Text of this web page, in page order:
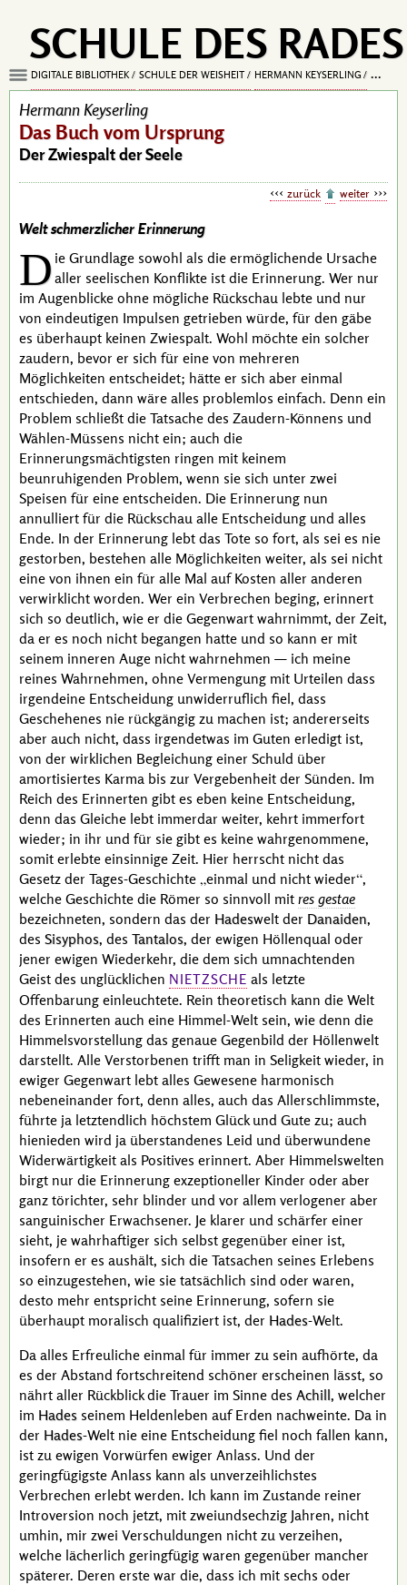
SCHULE DES RADES
DIGITALE BIBLIOTHEK SCHULE DER WEISHEIT HERMANN KEYSERLING DAS
Hermann Keyserling
Das Buch vom Ursprung
Der Zwiespalt der Seele
zurück weiter
Welt schmerzlicher Erinnerung
D ie Grundlage sowohl als die ermöglichende Ursache
aller seelischen Konflikte ist die Erinnerung. Wer nur
im Augenblicke ohne mögliche Rückschau lebte und nur
von eindeutigen Impulsen getrieben würde, für den gäbe
es überhaupt keinen Zwiespalt. Wohl möchte ein solcher
zaudern, bevor er sich für eine von mehreren
Möglichkeiten entscheidet; hätte er sich aber einmal
entschieden, dann wäre alles problemlos einfach. Denn ein
Problem schließt die Tatsache des Zaudern-Könnens und
Wählen-Müssens nicht ein; auch die
Erinnerungsmächtigsten ringen mit keinem
beunruhigenden Problem, wenn sie sich unter zwei
Speisen für eine entscheiden. Die Erinnerung nun
annulliert für die Rückschau alle Entscheidung und alles
Ende. In der Erinnerung lebt das Tote so fort, als sei es nie
gestorben, bestehen alle Möglichkeiten weiter, als sei nicht
eine von ihnen ein für alle Mal auf Kosten aller anderen
verwirklicht worden. Wer ein Verbrechen beging, erinnert
sich so deutlich, wie er die Gegenwart wahrnimmt, der Zeit,
da er es noch nicht begangen hatte und so kann er mit
seinem inneren Auge nicht wahrnehmen — ich meine
reines Wahrnehmen, ohne Vermengung mit Urteilen dass
irgendeine Entscheidung unwiderruflich fiel, dass
Geschehenes nie rückgängig zu machen ist; andererseits
aber auch nicht, dass irgendetwas im Guten erledigt ist,
von der wirklichen Begleichung einer Schuld über
amortisiertes Karma bis zur Vergebenheit der Sünden. Im
Reich des Erinnerten gibt es eben keine Entscheidung,
denn das Gleiche lebt immerdar weiter, kehrt immerfort
wieder; in ihr und für sie gibt es keine wahrgenommene,
somit erlebte einsinnige Zeit. Hier herrscht nicht das
Gesetz der Tages-Geschichte einmal und nicht wieder ,
welche Geschichte die Römer so sinnvoll mit res gestae
bezeichneten, sondern das der Hades­welt der Danaiden,
des Sisyphos, des Tantalos, der ewigen Höllenqual oder
jener ewigen Wiederkehr, die dem sich umnachtenden
Geist des unglücklichen NIETZSCHE als letzte
Offenbarung einleuchtete. Rein theoretisch kann die Welt
des Erinnerten auch eine Himmel-Welt sein, wie denn die
Himmelsvorstellung das genaue Gegenbild der Höllenwelt
darstellt. Alle Verstorbenen trifft man in Seligkeit wieder, in
ewiger Gegenwart lebt alles Gewesene harmonisch
nebeneinander fort, denn alles, auch das Allerschlimmste,
führte ja letztendlich höchstem Glück und Gute zu; auch
hienieden wird ja überstandenes Leid und überwundene
Widerwärtigkeit als Positives erinnert. Aber Himmelswelten
birgt nur die Erinnerung exzeptioneller Kinder oder aber
ganz törichter, sehr blinder und vor allem verlogener aber
sanguinischer Erwachsener. Je klarer und schärfer einer
sieht, je wahrhaftiger sich selbst gegenüber einer ist,
insofern er es aushält, sich die Tatsachen seines Erlebens
so einzugestehen, wie sie tatsächlich sind oder waren,
desto mehr entspricht seine Erinnerung, sofern sie
überhaupt moralisch qualifiziert ist, der Hades-Welt.
Da alles Erfreuliche einmal für immer zu sein aufhörte, da
es der Abstand fortschreitend schöner erscheinen lässt, so
nährt aller Rückblick die Trauer im Sinne des Achill, welcher
im Hades seinem Heldenleben auf Erden nachweinte. Da in
der Hades-Welt nie eine Entscheidung fiel noch fallen kann,
ist zu ewigen Vorwürfen ewiger Anlass. Und der
geringfügigste Anlass kann als unverzeihlichstes
Verbrechen erlebt werden. Ich kann im Zustande reiner
Introversion noch jetzt, mit zweiundsechzig Jahren, nicht
umhin, mir zwei Verschuldungen nicht zu verzeihen,
welche lächerlich geringfügig waren gegenüber mancher
späterer. Deren erste war die, dass ich mit sechs oder